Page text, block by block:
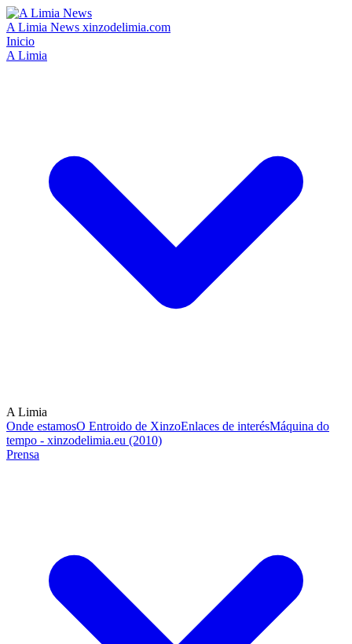
A Limia News xinzodelimia.com
Inicio
A Limia
A Limia
Onde estamosO Entroido de XinzoEnlaces de interésMáquina do
tempo - xinzodelimia.eu (2010)
Prensa